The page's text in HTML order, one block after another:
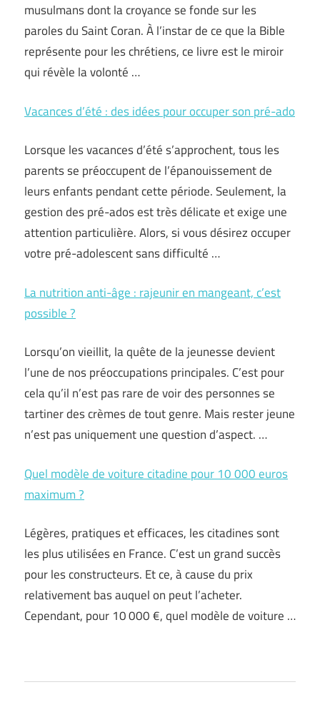
musulmans dont la croyance se fonde sur les
paroles du Saint Coran. À l’instar de ce que la Bible
représente pour les chrétiens, ce livre est le miroir
qui révèle la volonté …
Vacances d’été : des idées pour occuper son pré-ado
Lorsque les vacances d’été s’approchent, tous les
parents se préoccupent de l’épanouissement de
leurs enfants pendant cette période. Seulement, la
gestion des pré-ados est très délicate et exige une
attention particulière. Alors, si vous désirez occuper
votre pré-adolescent sans difficulté …
La nutrition anti-âge : rajeunir en mangeant, c’est
possible ?
Lorsqu’on vieillit, la quête de la jeunesse devient
l’une de nos préoccupations principales. C’est pour
cela qu’il n’est pas rare de voir des personnes se
tartiner des crèmes de tout genre. Mais rester jeune
n’est pas uniquement une question d’aspect. …
Quel modèle de voiture citadine pour 10 000 euros
maximum ?
Légères, pratiques et efficaces, les citadines sont
les plus utilisées en France. C’est un grand succès
pour les constructeurs. Et ce, à cause du prix
relativement bas auquel on peut l’acheter.
Cependant, pour 10 000 €, quel modèle de voiture …